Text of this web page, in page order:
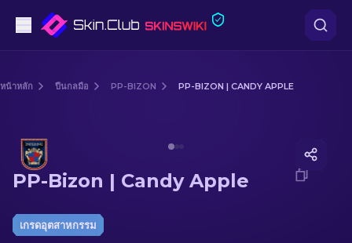
ปืนไรเฟิลซุ่มยิง
มีด
หน้าหลัก ปืนกลมือ PP-BIZON PP-BIZON | CANDY APPLE
PP-Bizon | Candy Apple
เกรดอุตสาหกรรม